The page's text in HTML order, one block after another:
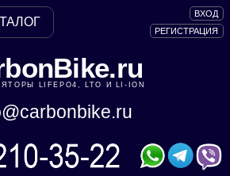
LIFEPO4, LTO И LI-ION
ВХОД
РЕГИСТРАЦИЯ